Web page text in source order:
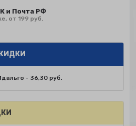
и Почта РФ
от 199 руб.
- 36,30 руб.